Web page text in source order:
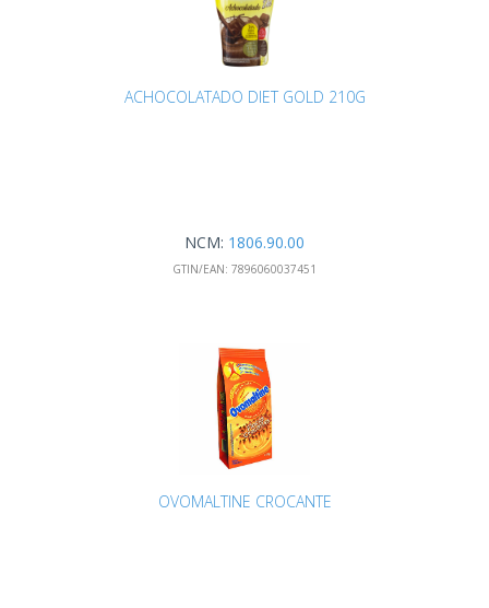
ACHOCOLATADO DIET GOLD 210G
NCM: 1806.90.00
GTIN/EAN: 7896060037451
OVOMALTINE CROCANTE